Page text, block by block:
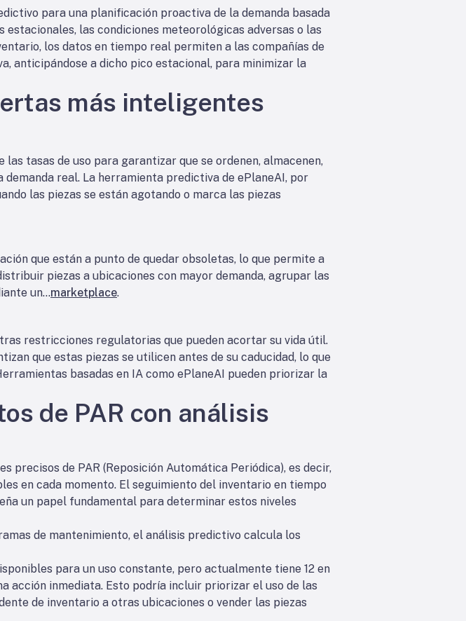
para una planificación proactiva de la demanda basada
estacionales, las condiciones meteorológicas adversas o las
los datos en tiempo real permiten a las compañías de
anticipándose a dicho pico estacional, para minimizar la
más inteligentes
tasas de uso para garantizar que se ordenen, almacenen,
real. La herramienta predictiva de ePlaneAI, por
las piezas se están agotando o marca las piezas
que están a punto de quedar obsoletas, lo que permite a
piezas a ubicaciones con mayor demanda, agrupar las
un...marketplace.
restricciones regulatorias que pueden acortar su vida útil.
que estas piezas se utilicen antes de su caducidad, lo que
basadas en IA como ePlaneAI pueden priorizar la
de PAR con análisis
precisos de PAR (Reposición Automática Periódica), es decir,
en cada momento. El seguimiento del inventario en tiempo
un papel fundamental para determinar estos niveles
de mantenimiento, el análisis predictivo calcula los
para un uso constante, pero actualmente tiene 12 en
acción inmediata. Esto podría incluir priorizar el uso de las
de inventario a otras ubicaciones o vender las piezas